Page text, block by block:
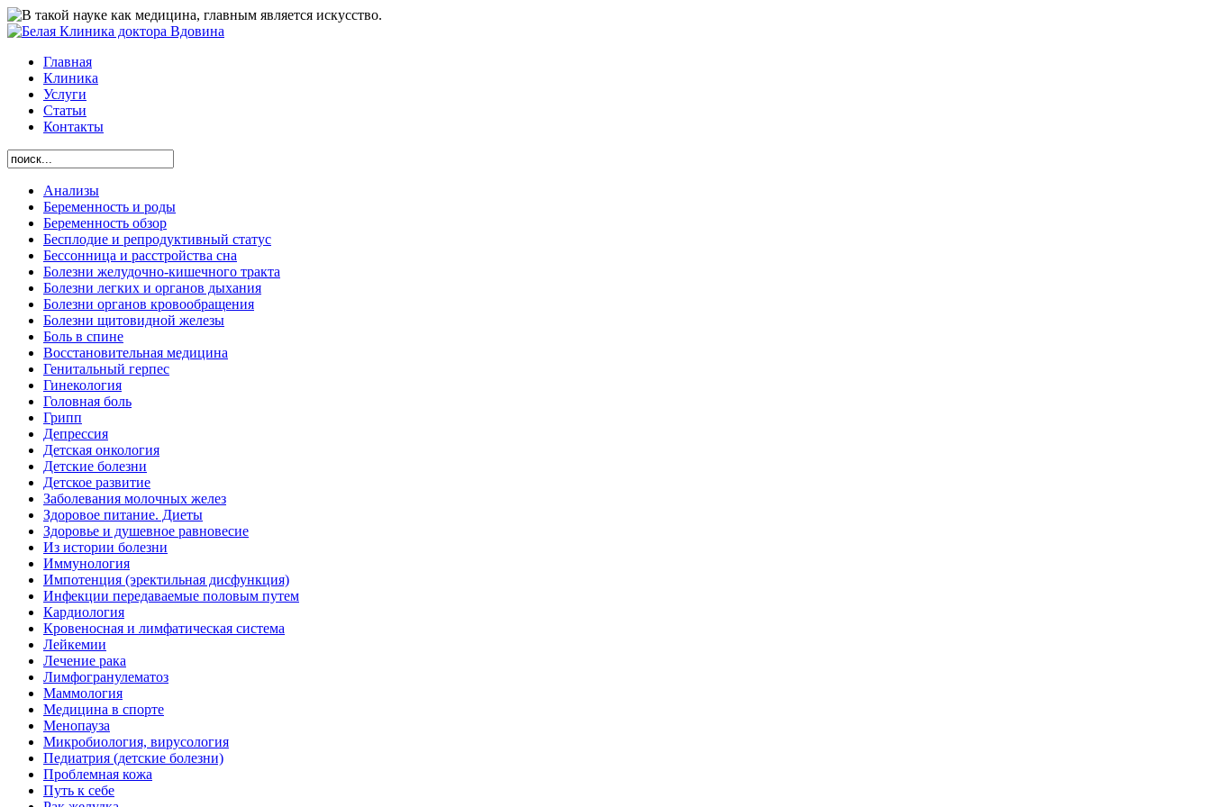
Главная
Клиника
Услуги
Статьи
Контакты
Анализы
Беременность и роды
Беременность обзор
Бесплодие и репродуктивный статус
Бессонница и расстройства сна
Болезни желудочно-кишечного тракта
Болезни легких и органов дыхания
Болезни органов кровообращения
Болезни щитовидной железы
Боль в спине
Восстановительная медицина
Генитальный герпес
Гинекология
Головная боль
Грипп
Депрессия
Детская онкология
Детские болезни
Детское развитие
Заболевания молочных желез
Здоровое питание. Диеты
Здоровье и душевное равновесие
Из истории болезни
Иммунология
Импотенция (эректильная дисфункция)
Инфекции передаваемые половым путем
Кардиология
Кровеносная и лимфатическая система
Лейкемии
Лечение рака
Лимфогранулематоз
Маммология
Медицина в спорте
Менопауза
Микробиология, вирусология
Педиатрия (детские болезни)
Проблемная кожа
Путь к себе